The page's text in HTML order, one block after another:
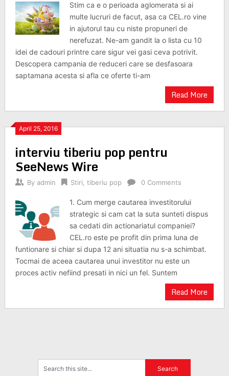
Stim ca e o perioada aglomerata si ai
multe lucruri de facut, asa ca CEL.ro vine
in ajutorul tau cu niste propuneri de
nerefuzat. Ne-am gandit la o lista cu 10
idei de cadouri printre care sigur vei gasi ceva potrivit.
Descopera campania de reduceri care se desfasoara
saptamana acesta si afla ce oferte ti-am
Read More
April 25, 2016
interviu tiberiu pop pentru
SeeNews Wire
By admin Stiri tiberiu pop 0 Comments
1. Cum merge cautarea investitorului
strategic si cam cat la suta sunteti dispus
sa cedati din actionariatul companiei?
CEL.ro este pe profit din prima luna de
funtionare si chiar si dupa 12 ani situatia nu s-a schimbat.
Tocmai de aceea cautarea unui investitor nu este un
proces activ nefiind presati in nici un fel. Suntem
Read More